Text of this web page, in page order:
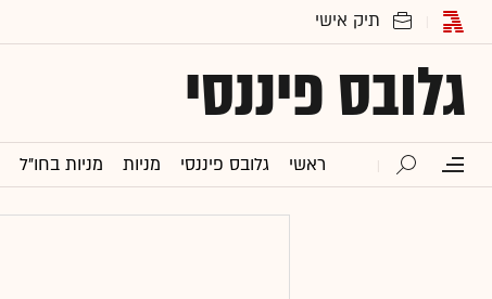
גלובס פיננסי
ראשי גלובס פיננסי מניות מניות בחו"ל